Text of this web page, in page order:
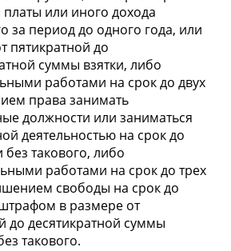
или иного дохода
за период до одного года, или
пятикратной до
суммы взятки, либо
работами на срок до двух
права занимать
должности или заниматься
деятельностью на срок до
без такового, либо
работами на срок до трех
свободы на срок до
в размере от
до десятикратной суммы
такового.